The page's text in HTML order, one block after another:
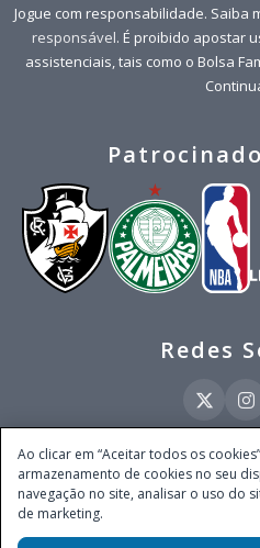
Jogue com responsabilidade. Saiba
responsável. É proibido apostar
assistenciais, tais como o Bolsa
Redes
Este site é operado pela Ventmear Brasil
endereço na Avenida Brigadeiro Faria
Município de São Paulo, Estado de São
autorizada a operar apostas de quota
Ao clicar em “Aceitar todos os
armazenamento de cookies no seu
navegação no site, analisar o uso do
de marketing.